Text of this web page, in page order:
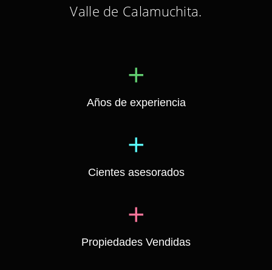
Valle de Calamuchita.
Años de experiencia
+
Cientes asesorados
+
Propiedades Vendidas
+